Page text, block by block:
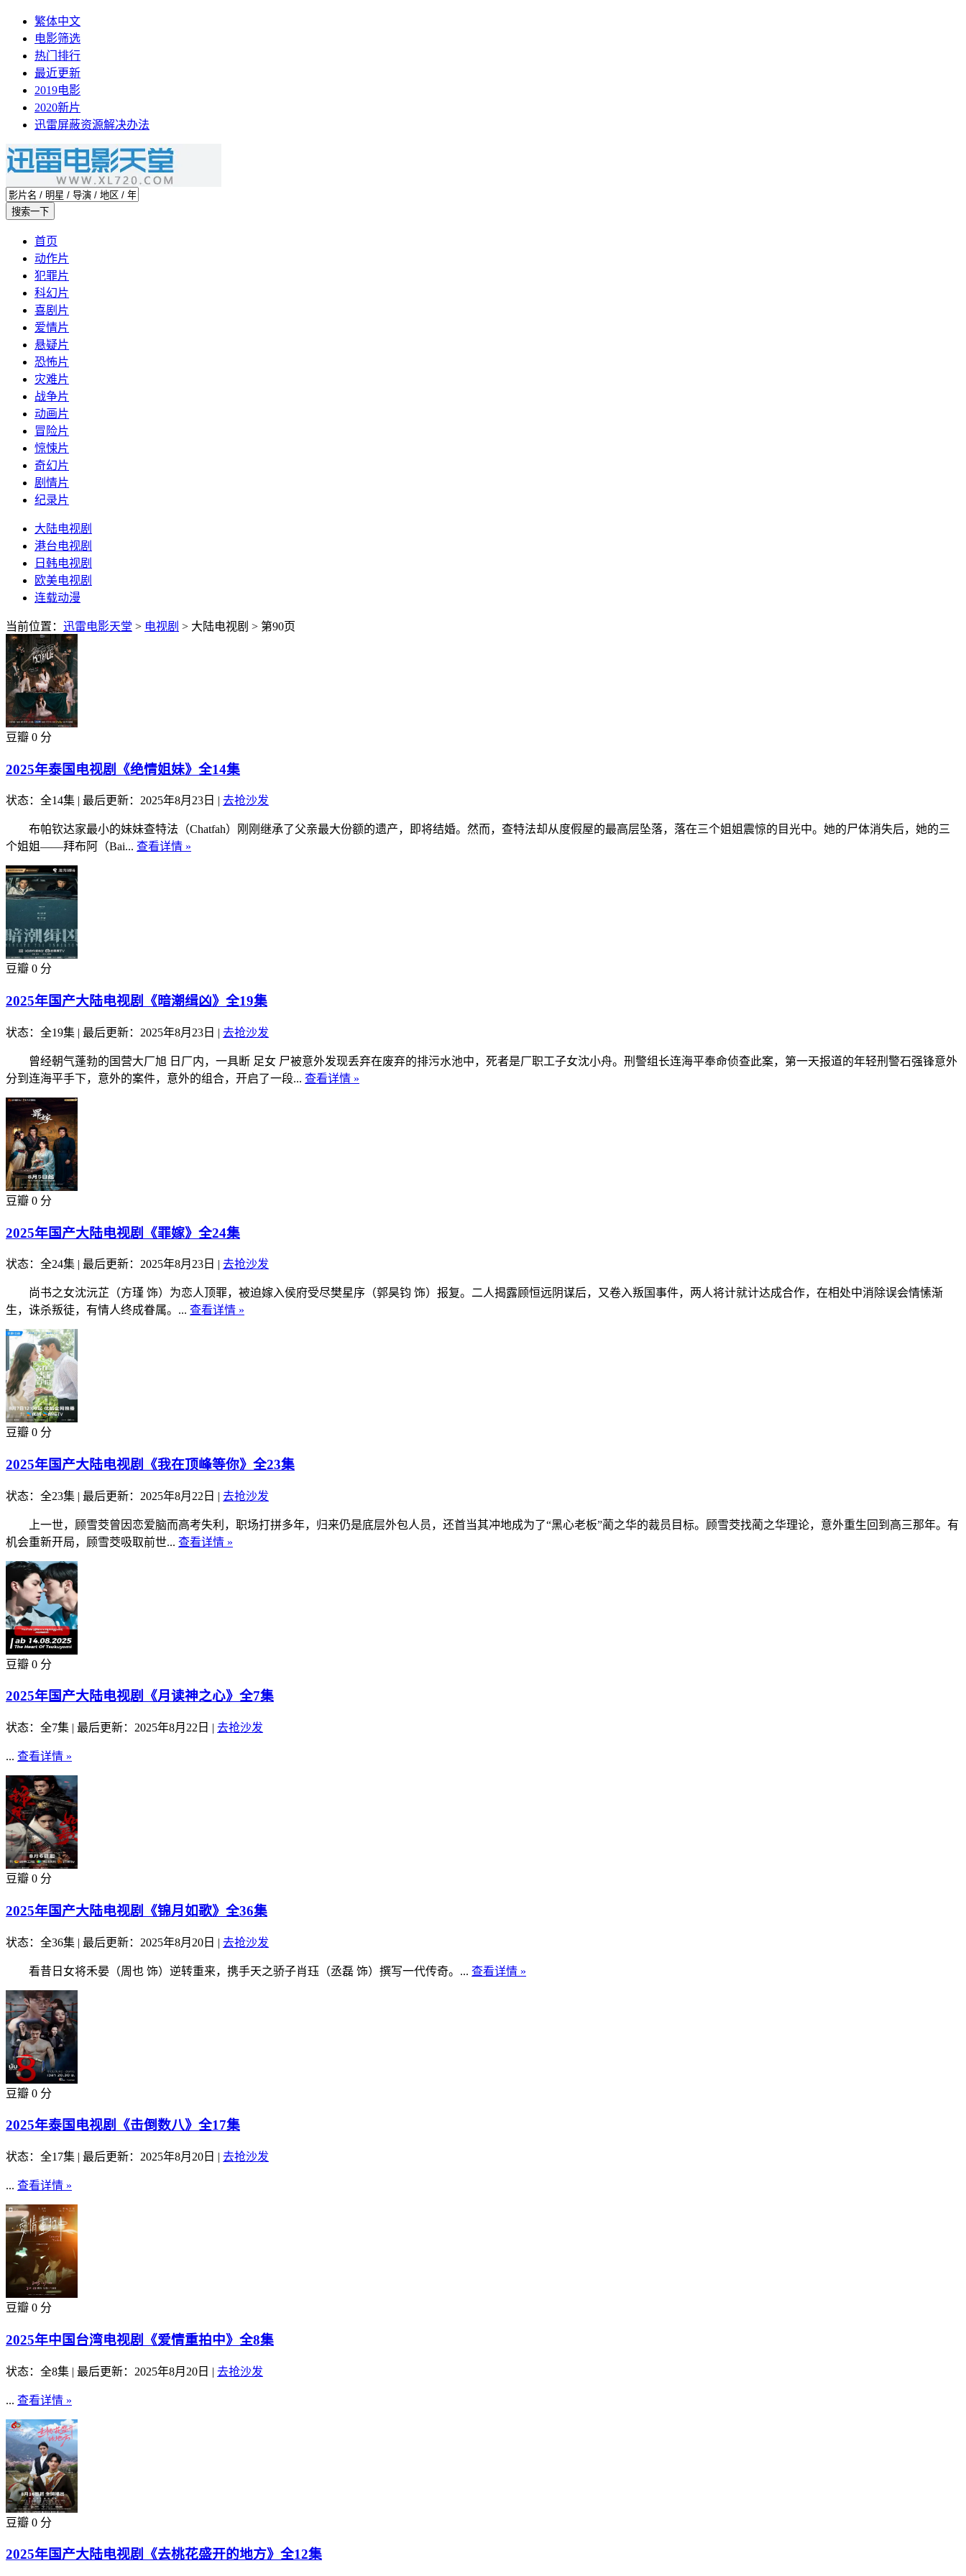
繁体中文
电影筛选
热门排行
最近更新
2019电影
2020新片
迅雷屏蔽资源解决办法
首页
动作片
犯罪片
科幻片
喜剧片
爱情片
悬疑片
恐怖片
灾难片
战争片
动画片
冒险片
惊悚片
奇幻片
剧情片
纪录片
大陆电视剧
港台电视剧
日韩电视剧
欧美电视剧
连载动漫
当前位置： 迅雷电影天堂 > 电视剧 > 大陆电视剧 > 第90页
豆瓣 0 分
2025年泰国电视剧《绝情姐妹》全14集
状态：全14集 | 最后更新：2025年8月23日 | 去抢沙发
布帕钦达家最小的妹妹查特法（Chatfah）刚刚继承了父亲最大份额的遗产，即将结婚。然而，查特法却从度假屋的最高层坠落，落在三个姐姐震惊的目光中。她的尸体消失后，她的三
个姐姐——拜布阿（Bai... 查看详情 »
豆瓣 0 分
2025年国产大陆电视剧《暗潮缉凶》全19集
状态：全19集 | 最后更新：2025年8月23日 | 去抢沙发
曾经朝气蓬勃的国营大厂旭 日厂内，一具断 足女 尸被意外发现丢弃在废弃的排污水池中，死者是厂职工子女沈小舟。刑警组长连海平奉命侦查此案，第一天报道的年轻刑警石强锋意外
分到连海平手下，意外的案件，意外的组合，开启了一段... 查看详情 »
豆瓣 0 分
2025年国产大陆电视剧《罪嫁》全24集
状态：全24集 | 最后更新：2025年8月23日 | 去抢沙发
尚书之女沈沅芷（方瑾 饰）为恋人顶罪，被迫嫁入侯府受尽樊星序（郭昊钧 饰）报复。二人揭露顾恒远阴谋后，又卷入叛国事件，两人将计就计达成合作，在相处中消除误会情愫渐
生，诛杀叛徒，有情人终成眷属。... 查看详情 »
豆瓣 0 分
2025年国产大陆电视剧《我在顶峰等你》全23集
状态：全23集 | 最后更新：2025年8月22日 | 去抢沙发
上一世，顾雪茭曾因恋爱脑而高考失利，职场打拼多年，归来仍是底层外包人员，还首当其冲地成为了“黑心老板”蔺之华的裁员目标。顾雪茭找蔺之华理论，意外重生回到高三那年。有
机会重新开局，顾雪茭吸取前世... 查看详情 »
豆瓣 0 分
2025年国产大陆电视剧《月读神之心》全7集
状态：全7集 | 最后更新：2025年8月22日 | 去抢沙发
... 查看详情 »
豆瓣 0 分
2025年国产大陆电视剧《锦月如歌》全36集
状态：全36集 | 最后更新：2025年8月20日 | 去抢沙发
看昔日女将禾晏（周也 饰）逆转重来，携手天之骄子肖珏（丞磊 饰）撰写一代传奇。... 查看详情 »
豆瓣 0 分
2025年泰国电视剧《击倒数八》全17集
状态：全17集 | 最后更新：2025年8月20日 | 去抢沙发
... 查看详情 »
豆瓣 0 分
2025年中国台湾电视剧《爱情重拍中》全8集
状态：全8集 | 最后更新：2025年8月20日 | 去抢沙发
... 查看详情 »
豆瓣 0 分
2025年国产大陆电视剧《去桃花盛开的地方》全12集